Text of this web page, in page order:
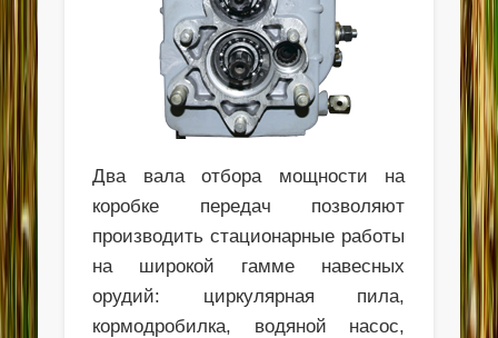
Два вала отбора мощности на
коробке передач позволяют
производить стационарные работы
на широкой гамме навесных
орудий: циркулярная пила,
кормодробилка, водяной насос,